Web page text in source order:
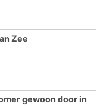
Zee
gewoon door in